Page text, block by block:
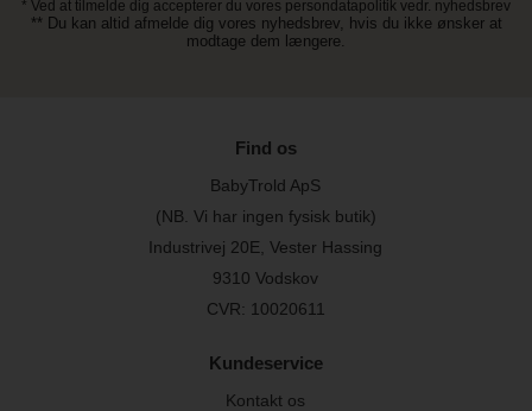
* Ved at tilmelde dig accepterer du vores persondatapolitik vedr. nyhedsbrev
** Du kan altid afmelde dig vores nyhedsbrev, hvis du ikke ønsker at
modtage dem længere.
Find os
BabyTrold ApS
(NB. Vi har ingen fysisk butik)
Industrivej 20E, Vester Hassing
9310 Vodskov
CVR: 10020611
Kundeservice
Kontakt os